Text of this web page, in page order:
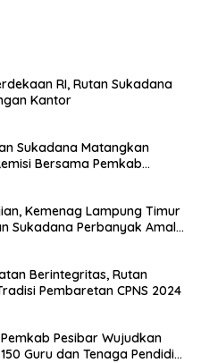
RI, Rutan Sukadana
Kantor
Sukadana Matangkan
Bersama Pemkab
Kemenag Lampung Timur
Sukadana Perbanyak Amal
Berintegritas, Rutan
Pembaretan CPNS 2024
Pesibar Wujudkan
Guru dan Tenaga Pendidik